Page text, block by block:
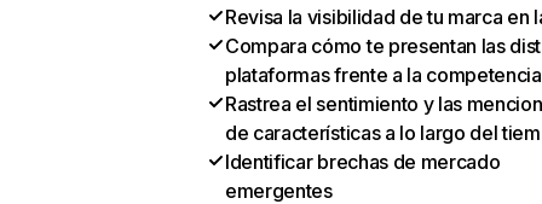
Revisa la visibilidad de tu marca en
Compara cómo te presentan las
plataformas frente a la competencia
Rastrea el sentimiento y las
de características a lo largo del
Identificar brechas de mercado
emergentes